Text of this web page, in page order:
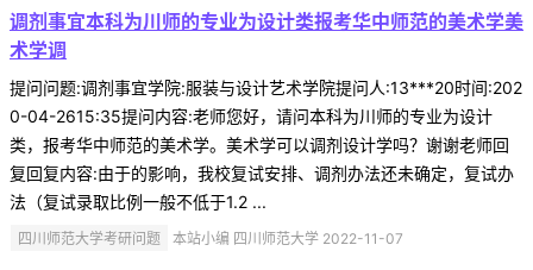
调剂事宜本科为川师的专业为设计类报考华中师范的美术学美
术学调
提问问题:调剂事宜学院:服装与设计艺术学院提问人:13***20时间:202
0-04-2615:35提问内容:老师您好，请问本科为川师的专业为设计
类，报考华中师范的美术学。美术学可以调剂设计学吗？谢谢老师回
复回复内容:由于的影响，我校复试安排、调剂办法还未确定，复试办
法（复试录取比例一般不低于1.2 ...
四川师范大学考研问题 本站小编 四川师范大学 2022-11-07